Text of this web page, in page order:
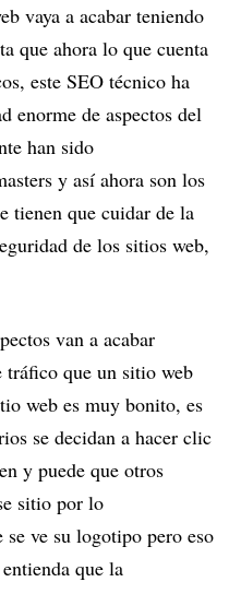
vaya a acabar teniendo
que ahora lo que cuenta
este SEO técnico ha
enorme de aspectos del
han sido
y así ahora son los
tienen que cuidar de la
de los sitios web,
van a acabar
tráfico que un sitio web
web es muy bonito, es
se decidan a hacer clic
y puede que otros
sitio por lo
ve su logotipo pero eso
que la